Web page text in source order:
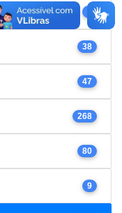
38
47
268
80
9